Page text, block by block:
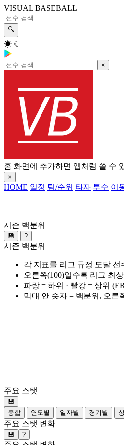
VISUAL BASEBALL
🔍
☀ ☾
×
홈 화면에 추가하면 앱처럼 쓸 수
×
HOME 일정 팀/순위 타자 투수 이
시즌 백분위
💾 ?
시즌 백분위
각 지표를 리그 규정 도달 선
오른쪽(100)일수록 리그 최
파랑 = 하위 · 빨강 = 상위
막대 안 숫자 = 백분위, 오른
주요 스탯
💾
종합
연도별 일자별 경기별
주요 스탯 변화
💾 ?